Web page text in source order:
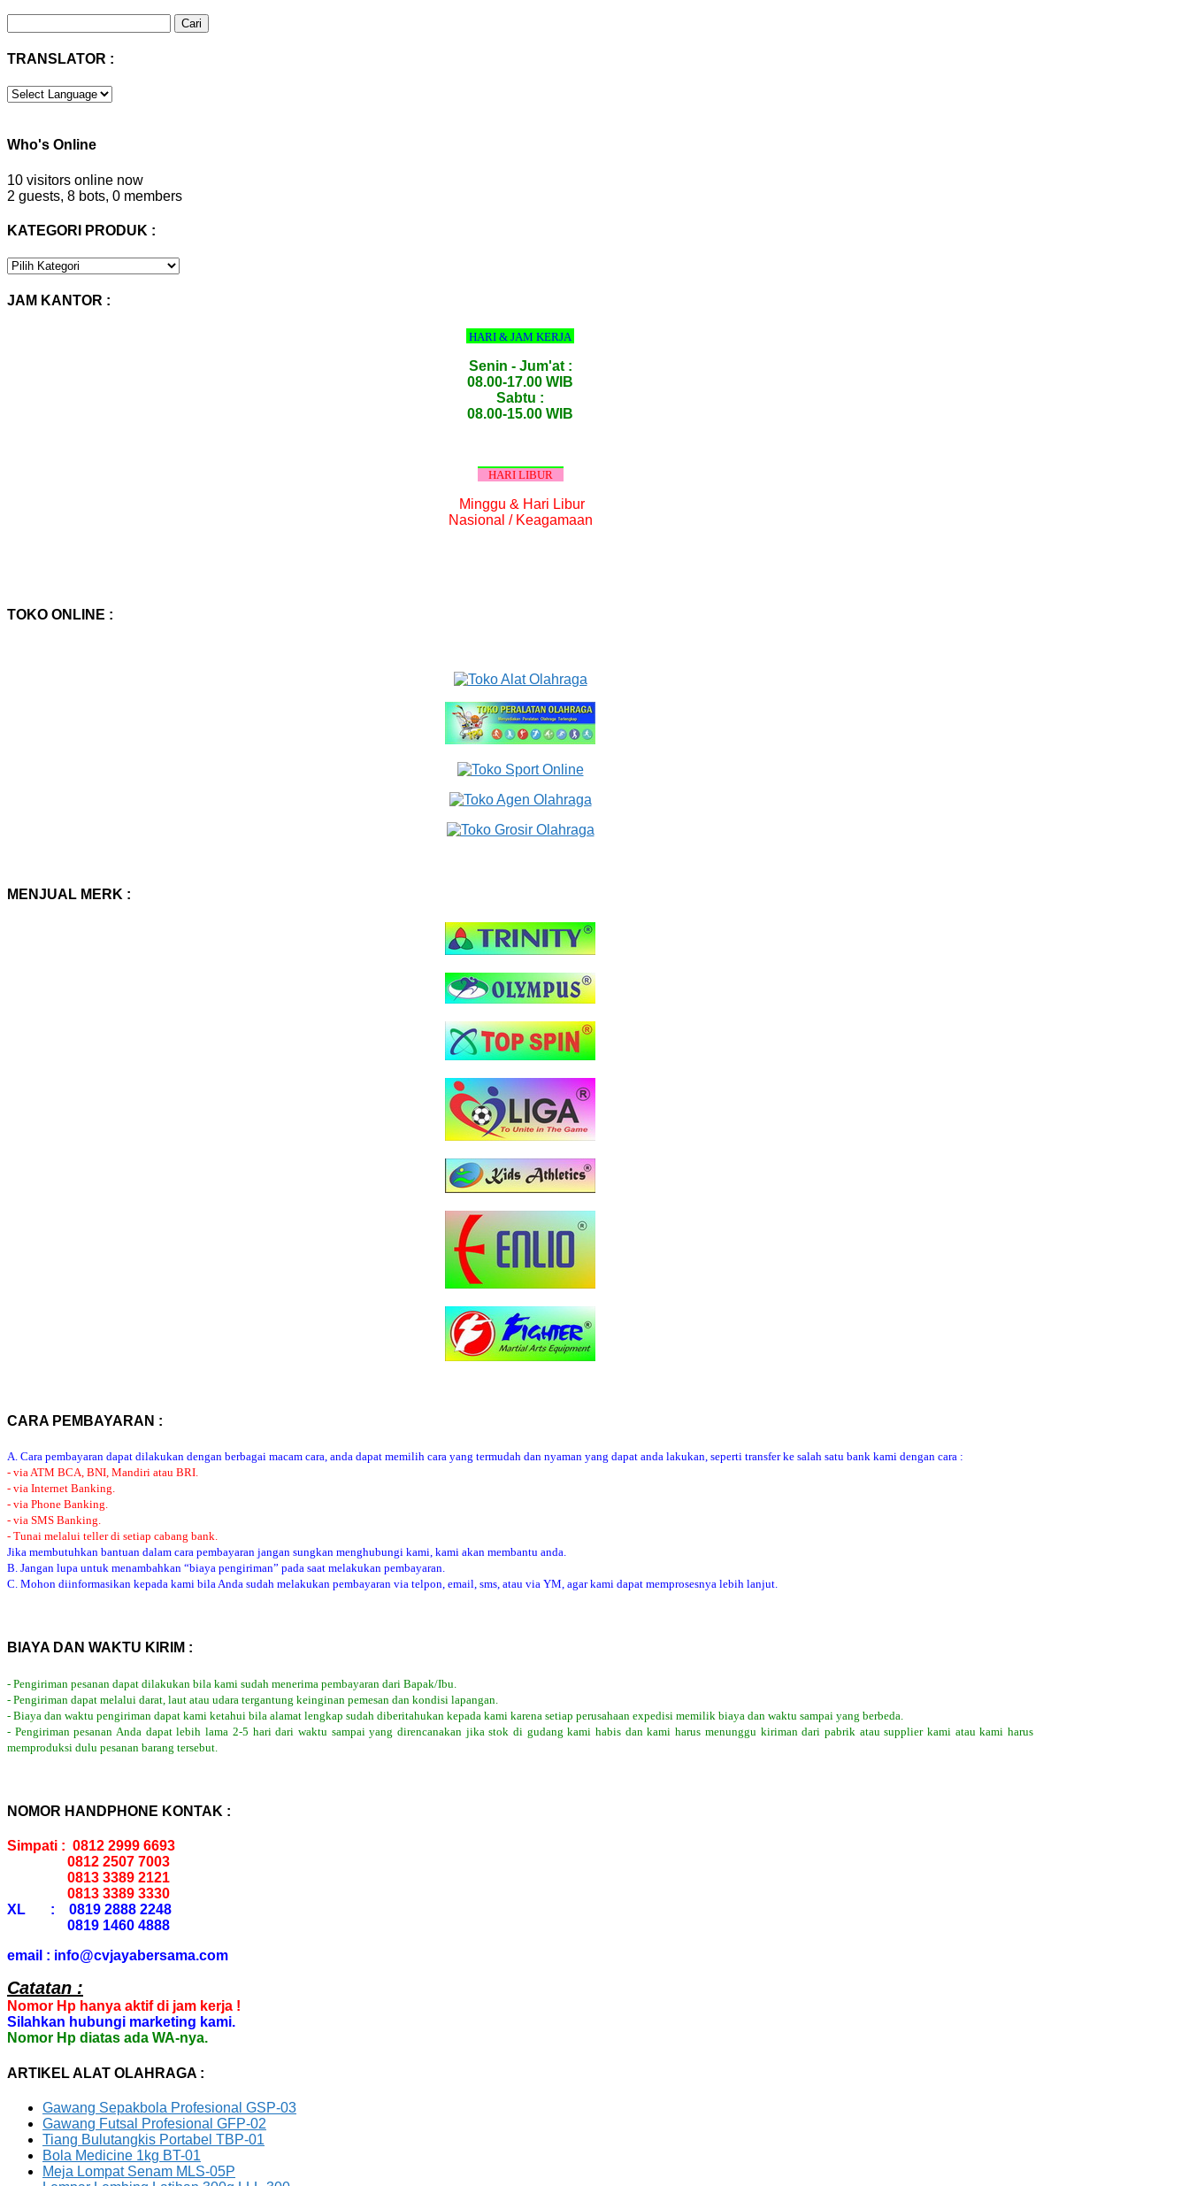
untuk:
TRANSLATOR :
Who's Online
10 visitors online now
2 guests, 8 bots, 0 members
KATEGORI PRODUK :
KATEGORI
JAM KANTOR :
HARI & JAM KERJA
Senin - Jum'at :
08.00-17.00 WIB
Sabtu :
08.00-15.00 WIB
HARI LIBUR
Minggu & Hari Libur
Nasional / Keagamaan
TOKO ONLINE :
MENJUAL MERK :
CARA PEMBAYARAN :
A. Cara pembayaran dapat dilakukan dengan berbagai macam cara, anda dapat memilih cara yang termudah dan nyaman yang dapat anda lakukan, seperti transfer ke salah satu bank kami dengan cara :
- via ATM BCA, BNI, Mandiri atau BRI.
- via Internet Banking.
- via Phone Banking.
- via SMS Banking.
- Tunai melalui teller di setiap cabang bank.
Jika membutuhkan bantuan dalam cara pembayaran jangan sungkan menghubungi kami, kami akan membantu anda.
B. Jangan lupa untuk menambahkan “biaya pengiriman” pada saat melakukan pembayaran.
C. Mohon diinformasikan kepada kami bila Anda sudah melakukan pembayaran via telpon, email, sms, atau via YM, agar kami dapat memprosesnya lebih lanjut.
BIAYA DAN WAKTU KIRIM :
- Pengiriman pesanan dapat dilakukan bila kami sudah menerima pembayaran dari Bapak/Ibu.
- Pengiriman dapat melalui darat, laut atau udara tergantung keinginan pemesan dan kondisi lapangan.
- Biaya dan waktu pengiriman dapat kami ketahui bila alamat lengkap sudah diberitahukan kepada kami karena setiap perusahaan expedisi memilik biaya dan waktu sampai yang berbeda.
- Pengiriman pesanan Anda dapat lebih lama 2-5 hari dari waktu sampai yang direncanakan jika stok di gudang kami habis dan kami harus menunggu kiriman dari pabrik atau supplier kami atau kami harus
memproduksi dulu pesanan barang tersebut.
NOMOR HANDPHONE KONTAK :
Simpati : 0812 2999 6693
0812 2507 7003
0813 3389 2121
0813 3389 3330
XL : 0819 2888 2248
0819 1460 4888
email : info@cvjayabersama.com
Catatan :
Nomor Hp hanya aktif di jam kerja !
Silahkan hubungi marketing kami.
Nomor Hp diatas ada WA-nya.
ARTIKEL ALAT OLAHRAGA :
Gawang Sepakbola Profesional GSP-03
Gawang Futsal Profesional GFP-02
Tiang Bulutangkis Portabel TBP-01
Bola Medicine 1kg BT-01
Meja Lompat Senam MLS-05P